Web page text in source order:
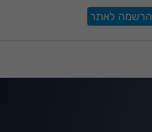
הרשמה לאתר